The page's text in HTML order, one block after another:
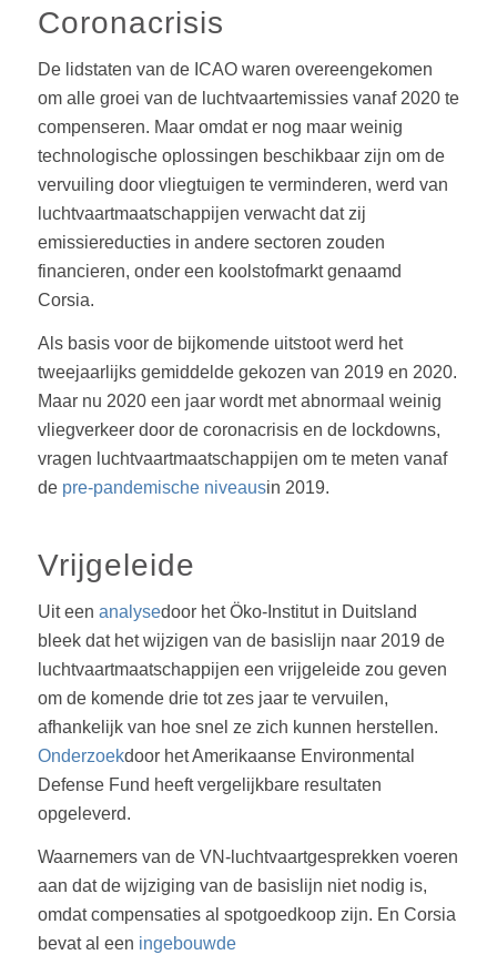
Coronacrisis
De lidstaten van de ICAO waren overeengekomen
om alle groei van de luchtvaartemissies vanaf 2020 te
compenseren. Maar omdat er nog maar weinig
technologische oplossingen beschikbaar zijn om de
vervuiling door vliegtuigen te verminderen, werd van
luchtvaartmaatschappijen verwacht dat zij
emissiereducties in andere sectoren zouden
financieren, onder een koolstofmarkt genaamd
Corsia.
Als basis voor de bijkomende uitstoot werd het
tweejaarlijks gemiddelde gekozen van 2019 en 2020.
Maar nu 2020 een jaar wordt met abnormaal weinig
vliegverkeer door de coronacrisis en de lockdowns,
vragen luchtvaartmaatschappijen om te meten vanaf
de pre-pandemische niveausin 2019.
Vrijgeleide
Uit een analysedoor het Öko-Institut in Duitsland
bleek dat het wijzigen van de basislijn naar 2019 de
luchtvaartmaatschappijen een vrijgeleide zou geven
om de komende drie tot zes jaar te vervuilen,
afhankelijk van hoe snel ze zich kunnen herstellen.
Onderzoekdoor het Amerikaanse Environmental
Defense Fund heeft vergelijkbare resultaten
opgeleverd.
Waarnemers van de VN-luchtvaartgesprekken voeren
aan dat de wijziging van de basislijn niet nodig is,
omdat compensaties al spotgoedkoop zijn. En Corsia
bevat al een ingebouwde